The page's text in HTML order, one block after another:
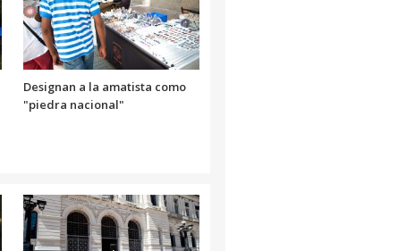
Designan a la amatista como
"piedra nacional"